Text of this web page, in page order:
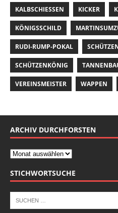
KALBSCHIESSEN KICKER
KÖNIGSSCHILD
RUDI-RUMP-POKAL
SCHÜTZENKÖNIG
VEREINSMEISTER WAPPEN
ARCHIV DURCHFORSTEN
STICHWORTSUCHE